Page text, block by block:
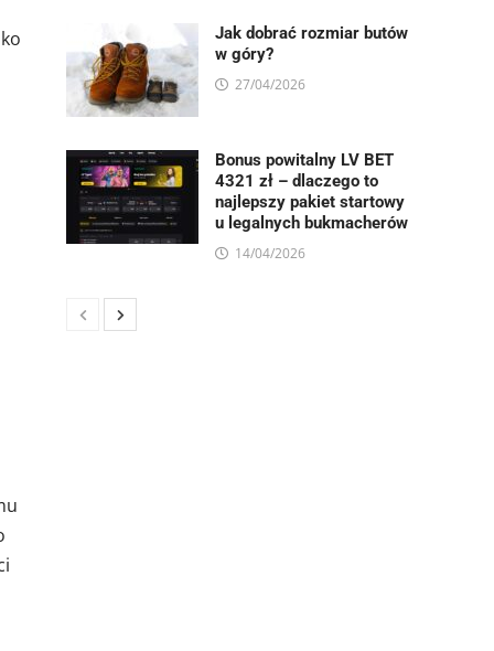
Jak dobrać rozmiar butów
w góry?
27/04/2026
Bonus powitalny LV BET
4321 zł – dlaczego to
najlepszy pakiet startowy
u legalnych bukmacherów
14/04/2026